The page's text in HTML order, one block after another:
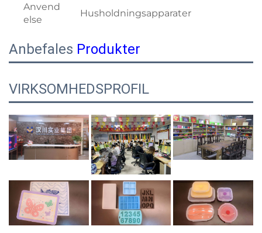
Anvend
else
Husholdningsapparater
Anbefales Produkter
VIRKSOMHEDSPROFIL